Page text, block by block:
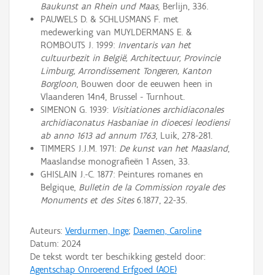
Baukunst an Rhein und Maas, Berlijn, 336.
PAUWELS D. & SCHLUSMANS F. met
medewerking van MUYLDERMANS E. &
ROMBOUTS J. 1999: Inventaris van het
cultuurbezit in België, Architectuur, Provincie
Limburg, Arrondissement Tongeren, Kanton
Borgloon, Bouwen door de eeuwen heen in
Vlaanderen 14n4, Brussel - Turnhout.
SIMENON G. 1939: Visitiationes archidiaconales
archidiaconatus Hasbaniae in dioecesi leodiensi
ab anno 1613 ad annum 1763, Luik, 278-281.
TIMMERS J.J.M. 1971: De kunst van het Maasland,
Maaslandse monografieën 1 Assen, 33.
GHISLAIN J.-C. 1877: Peintures romanes en
Belgique, Bulletin de la Commission royale des
Monuments et des Sites6.1877, 22-35.
Auteurs: Verdurmen, Inge; Daemen, Caroline
Datum: 2024
De tekst wordt ter beschikking gesteld door:
Agentschap Onroerend Erfgoed (AOE)